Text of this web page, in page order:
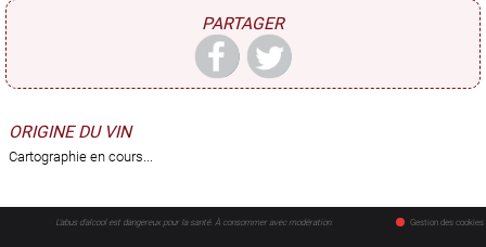
PARTAGER
ORIGINE DU VIN
Cartographie en cours...
Gestion des cookies
L'abus d'alcool est dangereux pour la santé. À consommer avec modération.